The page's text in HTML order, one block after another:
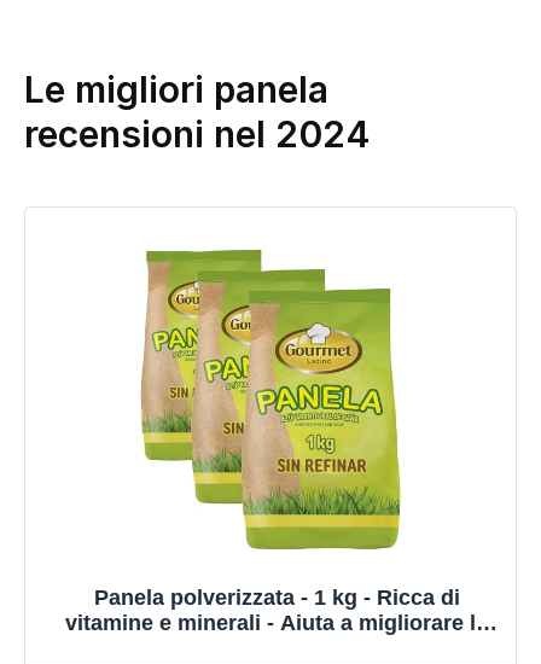
Le migliori panela
recensioni nel 2024
Panela polverizzata - 1 kg - Ricca di
vitamine e minerali - Aiuta a migliorare le